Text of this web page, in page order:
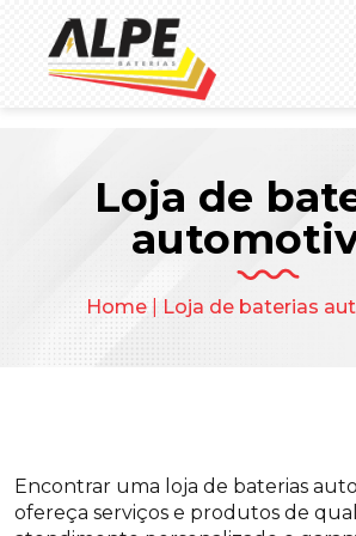
Loja de
Home| Loja de baterias
Encontrar uma loja de baterias
ofereça serviços e produtos de